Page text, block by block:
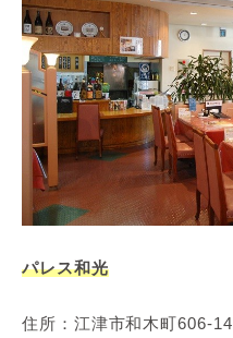
パレス和光
住所：江津市和木町606‐14